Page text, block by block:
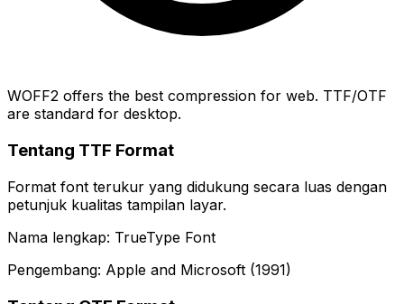
WOFF2 offers the best compression for web. TTF/OTF
are standard for desktop.
Tentang TTF Format
Format font terukur yang didukung secara luas dengan
petunjuk kualitas tampilan layar.
Nama lengkap: TrueType Font
Pengembang: Apple and Microsoft (1991)